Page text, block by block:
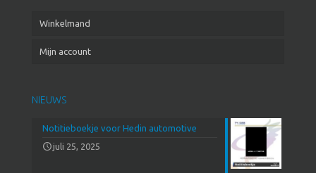
Winkelmand
Mijn account
NIEUWS
Notitieboekje voor Hedin automotive
juli 25, 2025